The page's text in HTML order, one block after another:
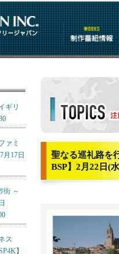
制作番組情
聖なる巡礼路を
BSP】2月22日(
ギリ
ァミ
17日
街 ～
ス
】